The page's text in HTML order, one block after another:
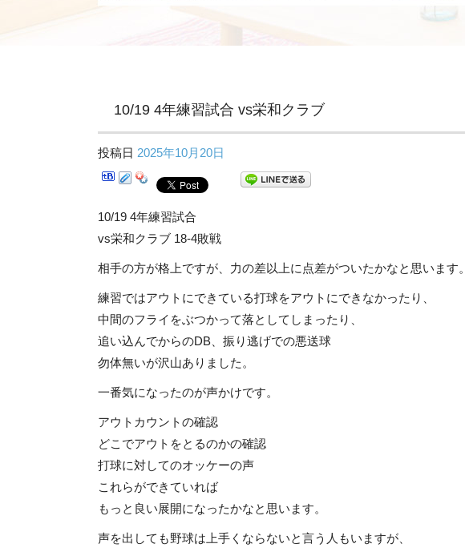
10/19 4年練習試合 vs栄和クラブ
投稿日 2025年10月20日
10/19 4年練習試合
vs栄和クラブ 18-4敗戦
相手の方が格上ですが、力の差以上に点差がついたかなと思います。
練習ではアウトにできている打球をアウトにできなかったり、
中間のフライをぶつかって落としてしまったり、
追い込んでからのDB、振り逃げでの悪送球
勿体無いが沢山ありました。
一番気になったのが声かけです。
アウトカウントの確認
どこでアウトをとるのかの確認
打球に対してのオッケーの声
これらができていれば
もっと良い展開になったかなと思います。
声を出しても野球は上手くならないと言う人もいますが、